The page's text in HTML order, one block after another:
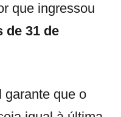
que ingressou
de 31 de
garante que o